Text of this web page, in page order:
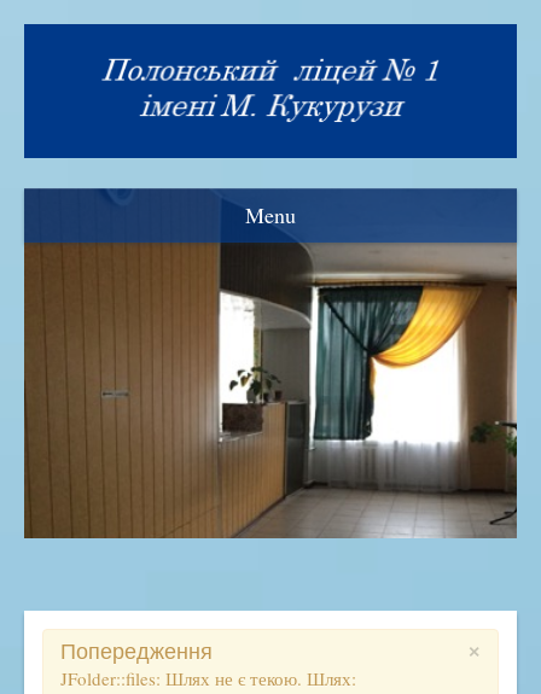
Menu
Прозорість та інформаційна відкритість
Адміністрація ліцею
Ліцей
Розклад, дзвінки, правила
×
Попередження
JFolder::files: Шлях не є текою. Шлях: